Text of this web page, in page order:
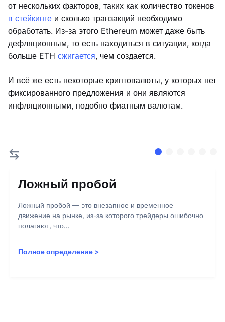
от нескольких факторов, таких как количество токенов
в стейкинге и сколько транзакций необходимо
обработать. Из-за этого Ethereum может даже быть
дефляционным, то есть находиться в ситуации, когда
больше ETH сжигается, чем создается.
И всё же есть некоторые криптовалюты, у которых нет
фиксированного предложения и они являются
инфляционными, подобно фиатным валютам.
Ложный пробой
Ложный пробой — это внезапное и временное
движение на рынке, из-за которого трейдеры ошибочно
полагают, что...
Полное определение >